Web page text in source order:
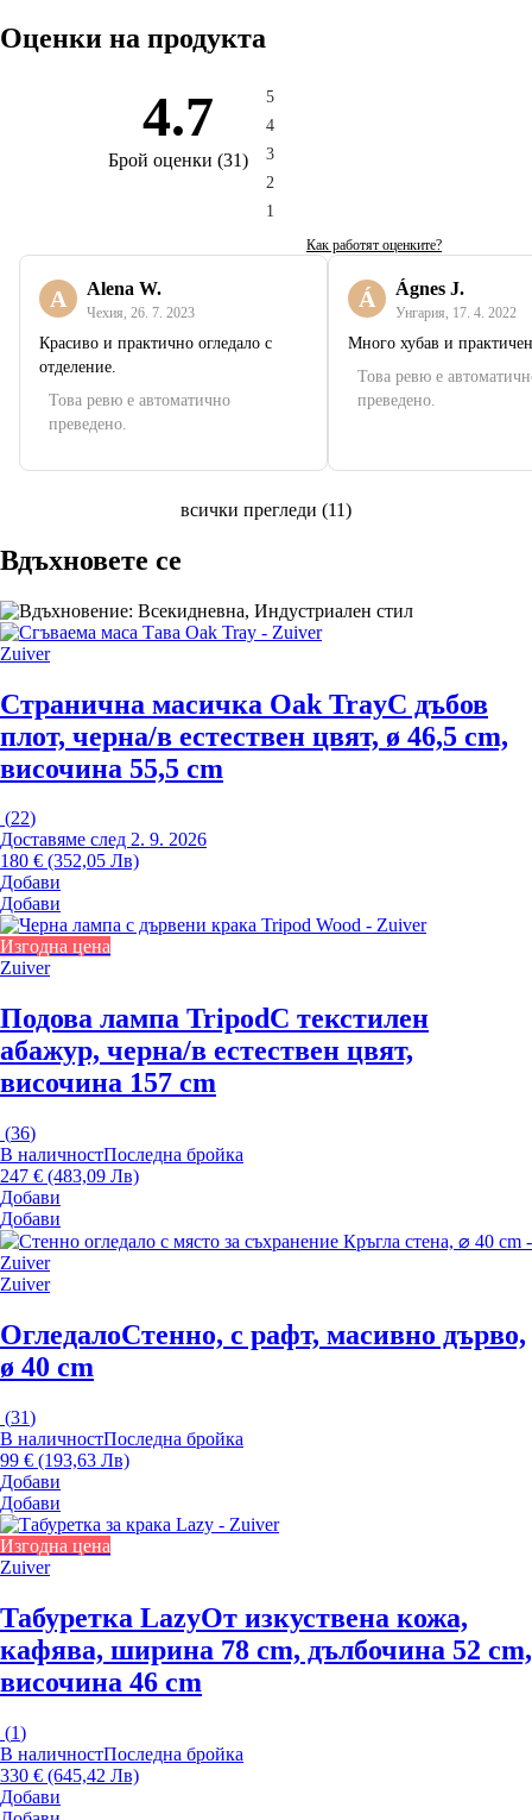
Оценки на продукта
4.7
Брой оценки (31)
5
4
3
2
1
Как работят оценките?
A Alena W.
Чехия 26. 7. 2023
Красиво и практично огледало с
отделение.
Това ревю е автоматично
преведено.
Á Ágnes J.
Унгария 17. 4. 2022
Много хубав и
Това ревю е
преведено.
всички прегледи (11)
Вдъхновете се
Zuiver
Странична масичка Oak TrayС дъбов
плот, черна/в естествен цвят, ø 46,5 cm,
височина 55,5 cm
(22)
Доставяме след 2. 9. 2026
180 € (352,05 Лв)
Добави
Добави
Изгодна цена
Zuiver
Подова лампа TripodС текстилен
абажур, черна/в естествен цвят,
височина 157 cm
(36)
В наличностПоследна бройка
247 € (483,09 Лв)
Добави
Добави
Zuiver
ОгледалоСтенно, с рафт, масивно дърво,
ø 40 cm
(31)
В наличностПоследна бройка
99 € (193,63 Лв)
Добави
Добави
Изгодна цена
Zuiver
Табуретка LazyОт изкуствена кожа,
кафява, ширина 78 cm, дълбочина 52 cm,
височина 46 cm
(1)
В наличностПоследна бройка
330 € (645,42 Лв)
Добави